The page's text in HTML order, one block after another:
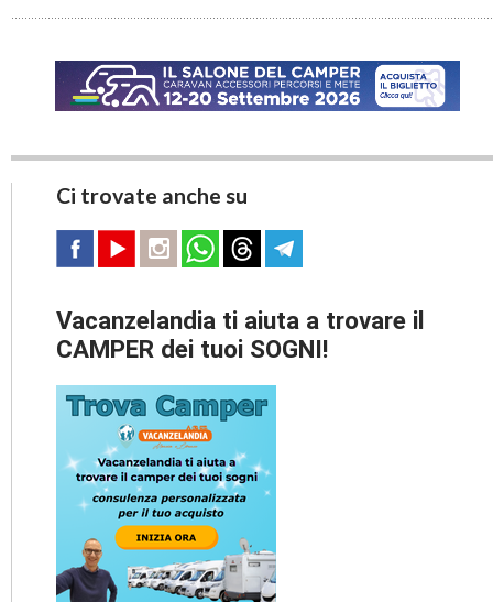
Ci trovate anche su
Vacanzelandia ti aiuta a trovare il
CAMPER dei tuoi SOGNI!